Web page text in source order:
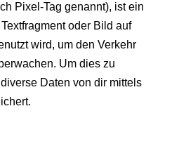
Pixel-Tag genannt), ist ein
oder Bild auf
wird, um den Verkehr
Um dies zu
Daten von dir mittels